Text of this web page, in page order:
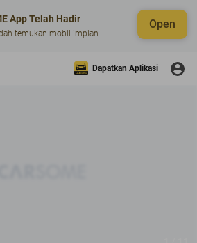
App Telah Hadir
temukan mobil impian
Open
Dapatkan Aplikasi